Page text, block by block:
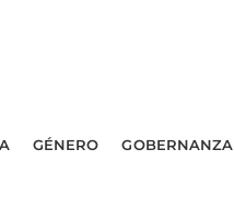
GÉNERO GOBERNANZA